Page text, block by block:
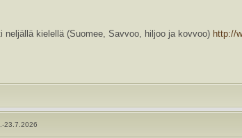
kielellä (Suomee, Savvoo, hiljoo ja kovvoo) http://
23.7.2026